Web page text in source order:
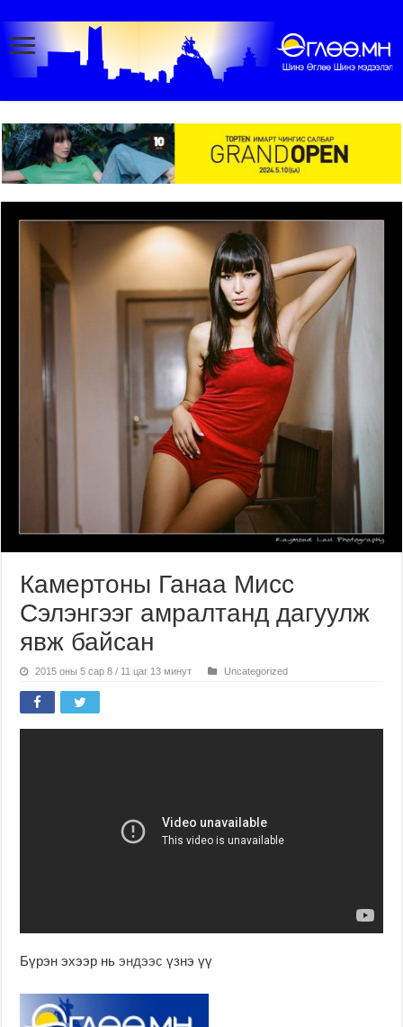
Камертоны Ганаа Мисс
Сэлэнгээг амралтанд дагуулж
явж байсан
2015 оны 5 сар 8 / 11 цаг 13 минут Uncategorized
Бүрэн эхээр ньэндээс үзнэ үү